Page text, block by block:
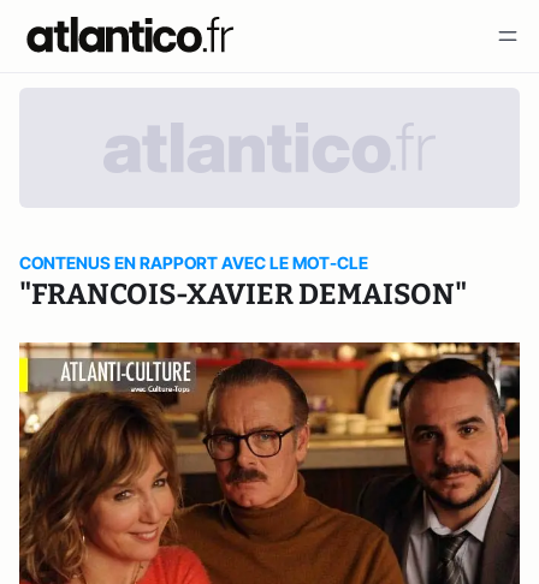
CONTENUS EN RAPPORT AVEC LE MOT-CLE
"FRANCOIS-XAVIER DEMAISON"